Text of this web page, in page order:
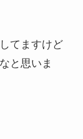
てますけど
と思いま